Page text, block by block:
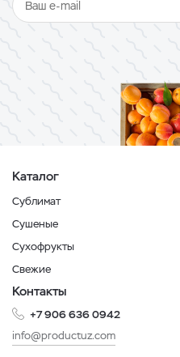
Каталог
Сублимат
Сушеные
Сухофрукты
Свежие
Контакты
+7 906 636 0942
info@productuz.com